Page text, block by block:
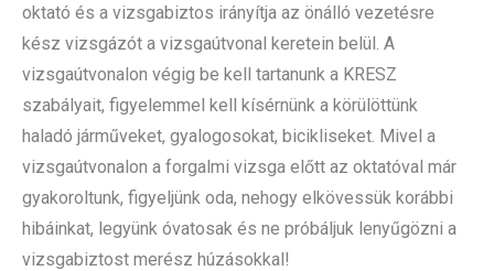
oktató és a vizsgabiztos irányítja az önálló vezetésre
kész vizsgázót a vizsgaútvonal keretein belül. A
vizsgaútvonalon végig be kell tartanunk a KRESZ
szabályait, figyelemmel kell kísérnünk a körülöttünk
haladó járműveket, gyalogosokat, bicikliseket. Mivel a
vizsgaútvonalon a forgalmi vizsga előtt az oktatóval már
gyakoroltunk, figyeljünk oda, nehogy elkövessük korábbi
hibáinkat, legyünk óvatosak és ne próbáljuk lenyűgözni a
vizsgabiztost merész húzásokkal!